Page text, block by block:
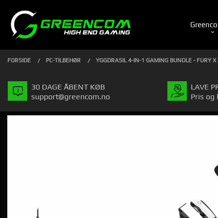
indhold
PRODUKTER
FORSIDE PC-TILBEHØR YGGDRASIL 4-IN-1 GAMING BUNDLE - FURY
30 DAGE ÅBENT KØB
support@greencom.no
LAVE
Pris og